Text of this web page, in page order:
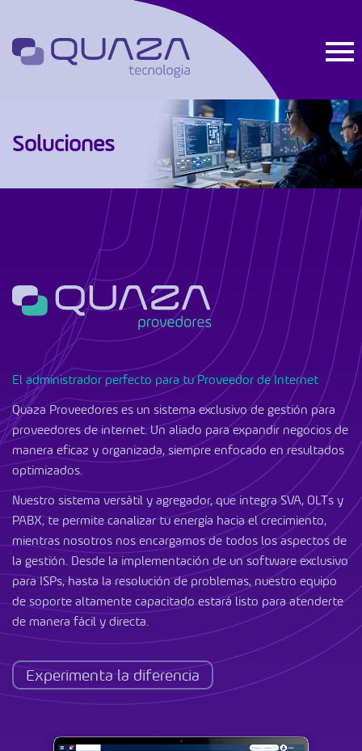
Soluciones
El administrador perfecto para tu Proveedor de Internet
Quaza Proveedores es un sistema exclusivo de gestión para
proveedores de internet. Un aliado para expandir negocios de
manera eficaz y organizada, siempre enfocado en resultados
optimizados.
Nuestro sistema versátil y agregador, que integra SVA, OLTs y
PABX, te permite canalizar tu energía hacia el crecimiento,
mientras nosotros nos encargamos de todos los aspectos de
la gestión. Desde la implementación de un software exclusivo
para ISPs, hasta la resolución de problemas, nuestro equipo
de soporte altamente capacitado estará listo para atenderte
de manera fácil y directa.
Experimenta la diferencia